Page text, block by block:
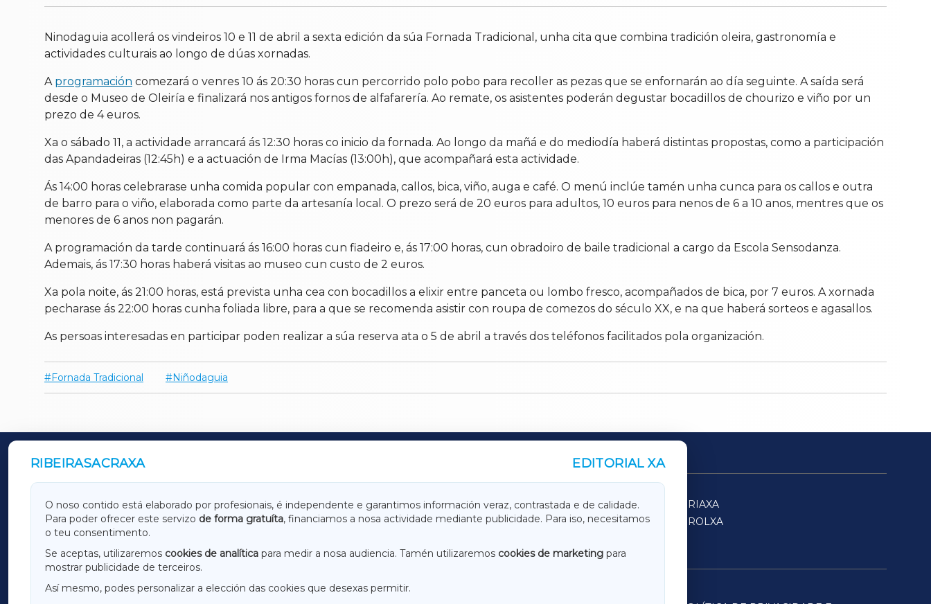
Ninodaguia acollerá os vindeiros 10 e 11 de abril a sexta edición da súa Fornada Tradicional, unha cita que combina tradición oleira, gastronomía e
actividades culturais ao longo de dúas xornadas.
A programación comezará o venres 10 ás 20:30 horas cun percorrido polo pobo para recoller as pezas que se enfornarán ao día seguinte. A saída será
desde o Museo de Oleiría e finalizará nos antigos fornos de alfafarería. Ao remate, os asistentes poderán degustar bocadillos de chourizo e viño por un
prezo de 4 euros.
Xa o sábado 11, a actividade arrancará ás 12:30 horas co inicio da fornada. Ao longo da mañá e do mediodía haberá distintas propostas, como a participación
das Apandadeiras (12:45h) e a actuación de Irma Macías (13:00h), que acompañará esta actividade.
Ás 14:00 horas celebrarase unha comida popular con empanada, callos, bica, viño, auga e café. O menú inclúe tamén unha cunca para os callos e outra
de barro para o viño, elaborada como parte da artesanía local. O prezo será de 20 euros para adultos, 10 euros para nenos de 6 a 10 anos, mentres que os
menores de 6 anos non pagarán.
A programación da tarde continuará ás 16:00 horas cun fiadeiro e, ás 17:00 horas, cun obradoiro de baile tradicional a cargo da Escola Sensodanza.
Ademais, ás 17:30 horas haberá visitas ao museo cun custo de 2 euros.
Xa pola noite, ás 21:00 horas, está prevista unha cea con bocadillos a elixir entre panceta ou lombo fresco, acompañados de bica, por 7 euros. A xornada
pecharase ás 22:00 horas cunha foliada libre, para a que se recomenda asistir con roupa de comezos do século XX, e na que haberá sorteos e agasallos.
As persoas interesadas en participar poden realizar a súa reserva ata o 5 de abril a través dos teléfonos facilitados pola organización.
Fornada Tradicional Niñodaguia
RIBEIRASACRAXA EDITORIAL XA
O noso contido está elaborado por profesionais, é independente e garantimos información veraz, contrastada e de calidade.
Para poder ofrecer este servizo de forma gratuíta, financiamos a nosa actividade mediante publicidade. Para iso, necesitamos
o teu consentimento.
Se aceptas, utilizaremos cookies de analítica para medir a nosa audiencia. Tamén utilizaremos cookies de marketing para
mostrar publicidade de terceiros.
Así mesmo, podes personalizar a elección das cookies que desexas permitir.
OUTROS PERIÓDICOS
GALICIAXA LUGOXA TERRACHAXA
SARRIAXA
AMARIÑAXA
RIBEIRASACRAXA ACORUÑAXA
FERROLXA
OURENSEXA